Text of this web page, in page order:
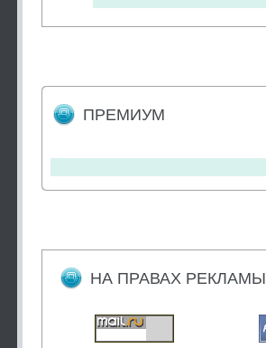
ПРЕМИУМ
НА ПРАВАХ РЕКЛАМЫ